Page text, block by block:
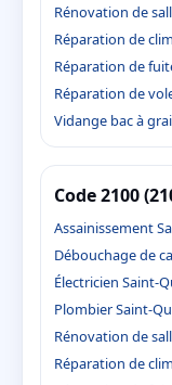
Rénovation de
Réparation de
Réparation de
Réparation de
Vidange bac à
Code 2100
Assainissement
Débouchage de
Électricien Saint-
Plombier Saint-
Rénovation de
Réparation de